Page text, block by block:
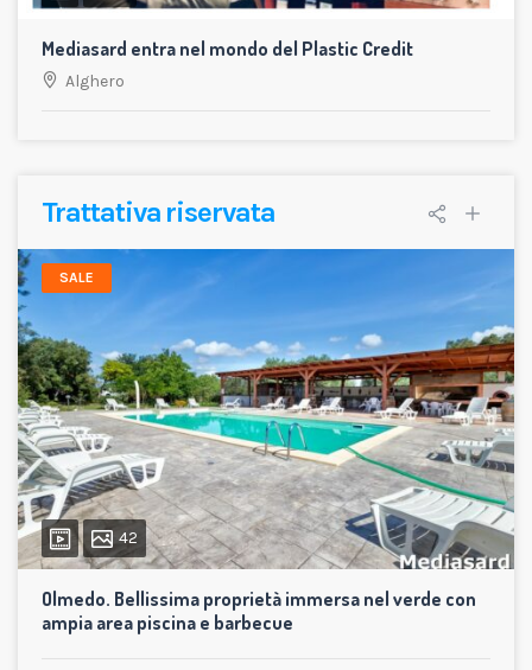
Mediasard entra nel mondo del Plastic Credit
Alghero
Trattativa riservata
SALE
42
Olmedo. Bellissima proprietà immersa nel verde con
ampia area piscina e barbecue